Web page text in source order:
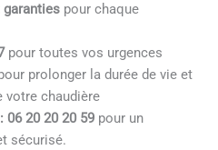
garantiespour chaque
pour toutes vos urgences
prolonger la durée de vie et
votre chaudière
06 20 20 20 59pour un
sécurisé.